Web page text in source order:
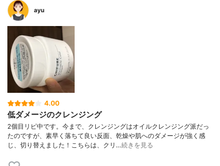
ayu
4.00
低ダメージのクレンジング
2個目リピ中です。今まで、クレンジングはオイルクレンジング派だっ
たのですが、素早く落ちて良い反面、乾燥や肌へのダメージが強く感
じ、切り替えました！こちらは、クリ…続きを見る